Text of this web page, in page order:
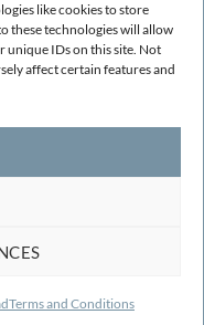
like cookies to store
these technologies will allow
unique IDs on this site. Not
affect certain features and
Terms and Conditions
los efectos de
propia caracterización